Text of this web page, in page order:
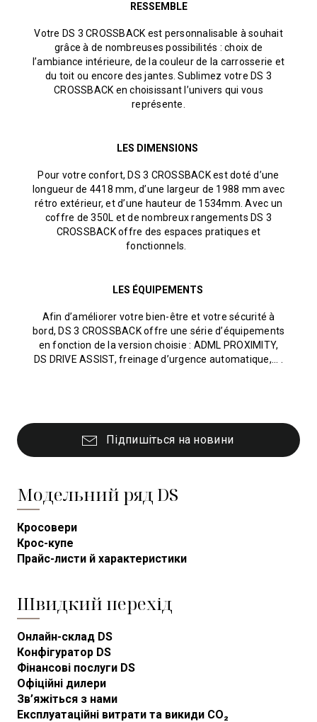
RESSEMBLE
Votre DS 3 CROSSBACK est personnalisable à souhait
grâce à de nombreuses possibilités : choix de
l’ambiance intérieure, de la couleur de la carrosserie et
du toit ou encore des jantes. Sublimez votre DS 3
CROSSBACK en choisissant l’univers qui vous
représente.
LES DIMENSIONS
Pour votre confort, DS 3 CROSSBACK est doté d’une
longueur de 4418 mm, d’une largeur de 1988 mm avec
rétro extérieur, et d’une hauteur de 1534mm. Avec un
coffre de 350L et de nombreux rangements DS 3
CROSSBACK offre des espaces pratiques et
fonctionnels.
LES ÉQUIPEMENTS
Afin d’améliorer votre bien-être et votre sécurité à
bord, DS 3 CROSSBACK offre une série d’équipements
en fonction de la version choisie : ADML PROXIMITY,
DS DRIVE ASSIST, freinage d’urgence automatique,... .
Підпишіться на новини
Модельний ряд DS
Кросовери
Крос-купе
Прайс-листи й характеристики
Швидкий перехід
Онлайн-склад DS
Конфігуратор DS
Фінансові послуги DS
Офіційні дилери
Зв’яжіться з нами
Експлуатаційні витрати та викиди CO₂